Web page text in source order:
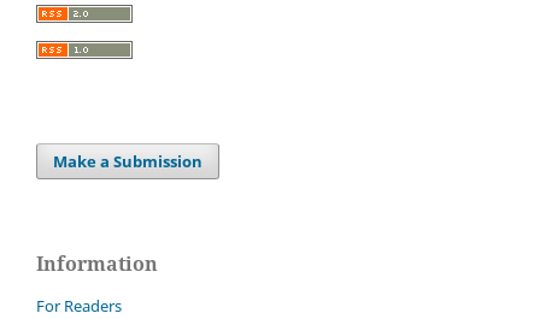
Make a Submission
Information
For Readers